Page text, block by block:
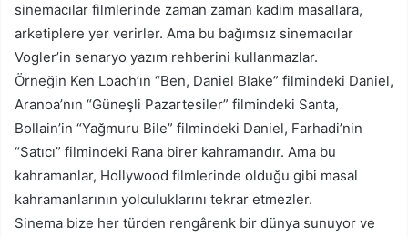
sinemacılar filmlerinde zaman zaman kadim masallara,
arketiplere yer verirler. Ama bu bağımsız sinemacılar
Vogler’in senaryo yazım rehberini kullanmazlar.
Örneğin Ken Loach’ın “Ben, Daniel Blake” filmindeki Daniel,
Aranoa’nın “Güneşli Pazartesiler” filmindeki Santa,
Bollain’in “Yağmuru Bile” filmindeki Daniel, Farhadi’nin
“Satıcı” filmindeki Rana birer kahramandır. Ama bu
kahramanlar, Hollywood filmlerinde olduğu gibi masal
kahramanlarının yolculuklarını tekrar etmezler.
Sinema bize her türden rengârenk bir dünya sunuyor ve